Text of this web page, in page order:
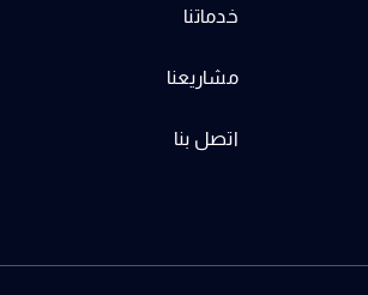
خدماتنا
مشاريعنا
اتصل بنا